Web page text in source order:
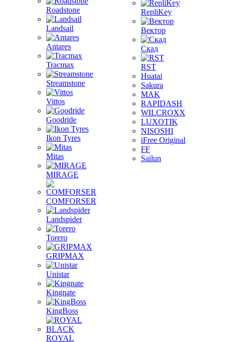
Roadstone
Landsail
Antares
Tracmax
Streamstone
Vittos
Goodride
Ikon Tyres
Mitas
MIRAGE
COMFORSER
Landspider
Torero
GRIPMAX
Unistar
Kingnate
KingBoss
ROYAL
RepliKey
Вектор
Скад
RST
Huatai
Sakura
MAK
RAPIDASH
WILCROXX
LUXOTIK
NISOSHI
iFree Original
FF
Sailun